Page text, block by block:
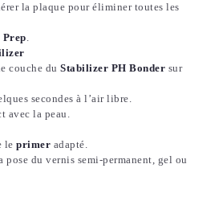
la plaque pour éliminer toutes les
.
couche du Stabilizer PH Bonder sur
secondes à l’air libre.
avec la peau.
le primer adapté.
pose du vernis semi-permanent, gel ou